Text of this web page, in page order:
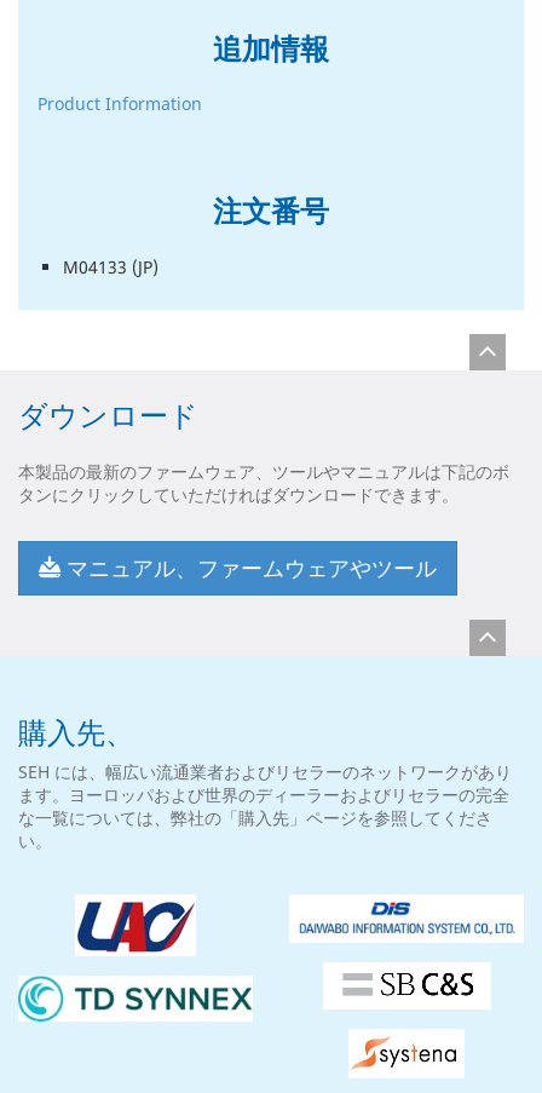
追加情報
Product Information
注文番号
M04133 (JP)
ダウンロード
本製品の最新のファームウェア、ツールやマニュアルは下記のボ
タンにクリックしていただければダウンロードできます。
マニュアル、ファームウェアやツール
購入先、
SEH には、幅広い流通業者およびリセラーのネットワークがあり
ます。ヨーロッパおよび世界のディーラーおよびリセラーの完全
な一覧については、弊社の「購入先」ページを参照してくださ
い。